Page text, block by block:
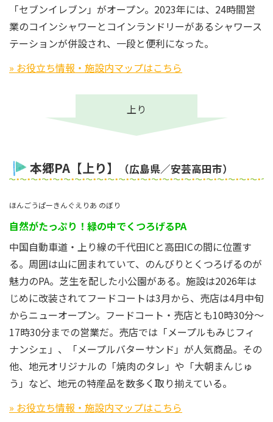
「セブンイレブン」がオープン。2023年には、24時間営
業のコインシャワーとコインランドリーがあるシャワース
テーションが併設され、一段と便利になった。
» お役立ち情報・施設内マップはこちら
上り
本郷PA【上り】 （広島県／安芸高田市）
ほんごうぱーきんぐえりあ のぼり
自然がたっぷり！緑の中でくつろげるPA
中国自動車道・上り線の千代田ICと高田ICの間に位置す
る。周囲は山に囲まれていて、のんびりとくつろげるのが
魅力のPA。芝生を配した小公園がある。施設は2026年は
じめに改装されてフードコートは3月から、売店は4月中旬
からニューオープン。フードコート・売店とも10時30分～
17時30分までの営業だ。売店では「メープルもみじフィ
ナンシェ」、「メープルバターサンド」が人気商品。その
他、地元オリジナルの「焼肉のタレ」や「大朝まんじゅ
う」など、地元の特産品を数多く取り揃えている。
» お役立ち情報・施設内マップはこちら